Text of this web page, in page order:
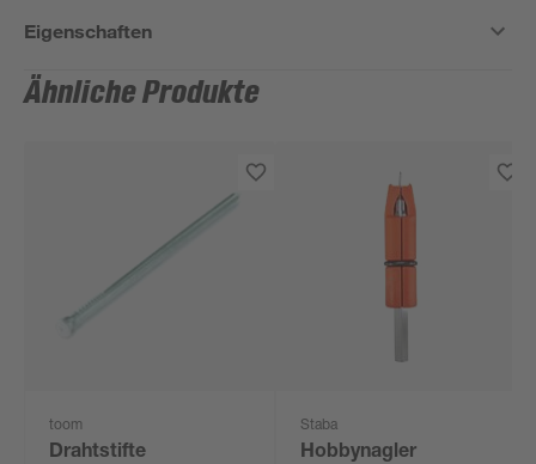
Eigenschaften
Ähnliche Produkte
toom
Drahtstifte
Staba
Hobbynagler